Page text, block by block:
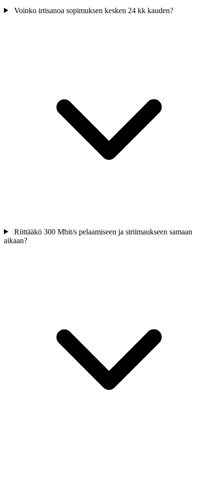
Voinko irtisanoa sopimuksen kesken 24 kk kauden?
Riittääkö 300 Mbit/s pelaamiseen ja striimaukseen samaan
aikaan?